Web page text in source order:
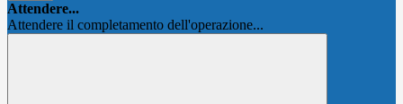
Attendere...
Attendere il completamento dell'operazione...